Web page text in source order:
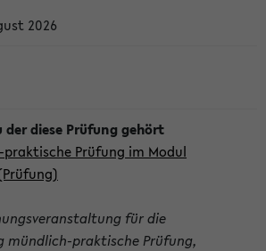
2026
praktische Prüfung im Modul
für die
mündlich-praktische Prüfung,